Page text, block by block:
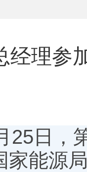
经理参
25日，
家能源